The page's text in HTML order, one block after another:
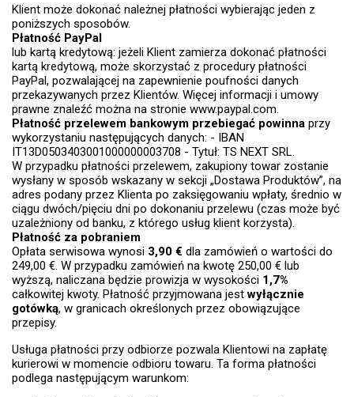
Klient może dokonać należnej płatności wybierając jeden z
poniższych sposobów.
Płatność PayPal
lub kartą kredytową: jeżeli Klient zamierza dokonać płatności
kartą kredytową, może skorzystać z procedury płatności
PayPal, pozwalającej na zapewnienie poufności danych
przekazywanych przez Klientów. Więcej informacji i umowy
prawne znaleźć można na stronie www.paypal.com.
Płatność przelewem bankowym przebiegać powinna przy
wykorzystaniu następujących danych: - IBAN
IT13D0503403001000000003708 - Tytuł: TS NEXT SRL.
W przypadku płatności przelewem, zakupiony towar zostanie
wysłany w sposób wskazany w sekcji „Dostawa Produktów”, na
adres podany przez Klienta po zaksięgowaniu wpłaty, średnio w
ciągu dwóch/pięciu dni po dokonaniu przelewu (czas może być
uzależniony od banku, z którego usług klient korzysta).
Płatność za pobraniem
Opłata serwisowa wynosi 3,90 € dla zamówień o wartości do
249,00 €. W przypadku zamówień na kwotę 250,00 € lub
wyższą, naliczana będzie prowizja w wysokości 1,7%
całkowitej kwoty. Płatność przyjmowana jestwyłącznie
gotówką, w granicach określonych przez obowiązujące
przepisy.
Usługa płatności przy odbiorze pozwala Klientowi na zapłatę
kurierowi w momencie odbioru towaru. Ta forma płatności
podlega następującym warunkom: